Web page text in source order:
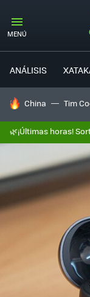
MENÚ
ANÁLISIS
HOY SE HABLA DE
China Tim
🌿¡Últimas horas!